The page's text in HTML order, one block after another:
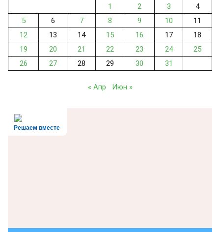
1
2 3
4
5
6 7 8 9 10
11
12
13 14 15 16 17
18
19
20 21 22 23 24
25
26
27 28 29 30 31
« Апр Июн »
Решаем вместе